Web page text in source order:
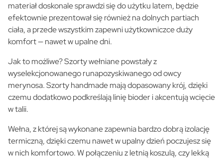
materiał doskonale sprawdzi się do użytku latem, będzie
efektownie prezentował się również na dolnych partiach
ciała, a przede wszystkim zapewni użytkowniczce duży
komfort — nawet w upalne dni.
Jak to możliwe? Szorty wełniane powstały z
wyselekcjonowanego runapozyskiwanego od owcy
merynosa. Szorty handmade mają dopasowany krój, dzięki
czemu dodatkowo podkreślają linię bioder i akcentują wcięcie
w talii.
Wełna, z której są wykonane zapewnia bardzo dobrą izolację
termiczną, dzięki czemu nawet w upalny dzień poczujesz się
w nich komfortowo. W połączeniu z letnią koszulą, czy lekką